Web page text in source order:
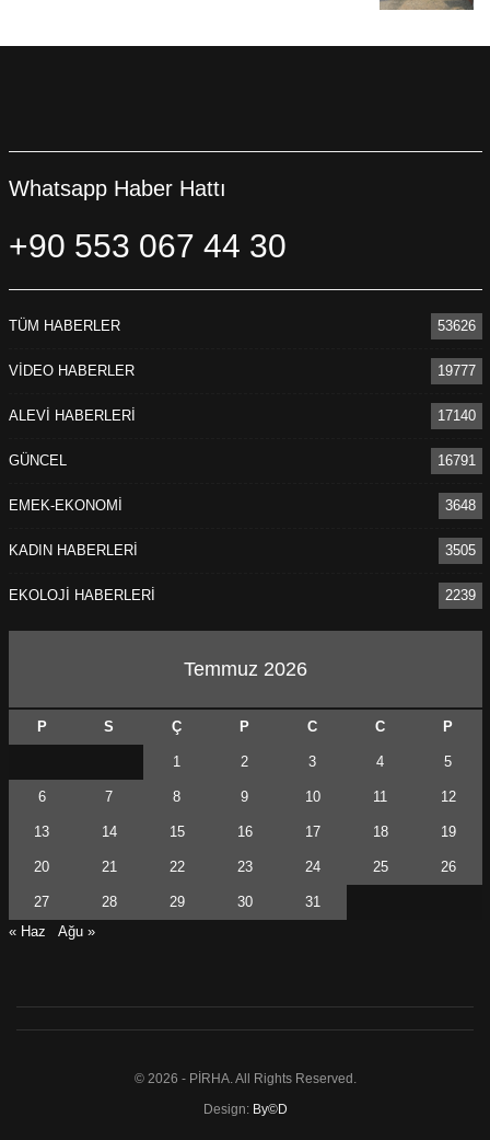
Whatsapp Haber Hattı
+90 553 067 44 30
TÜM HABERLER 53626
VİDEO HABERLER 19777
ALEVİ HABERLERİ 17140
GÜNCEL 16791
EMEK-EKONOMİ 3648
KADIN HABERLERİ 3505
EKOLOJİ HABERLERİ 2239
Temmuz 2026
P S Ç P C C P
1 2 3 4 5
6 7 8 9 10 11 12
13 14 15 16 17 18 19
20 21 22 23 24 25 26
27 28 29 30
31
« Haz
Ağu »
© 2026 - PİRHA. All Rights Reserved.
Design: By©D